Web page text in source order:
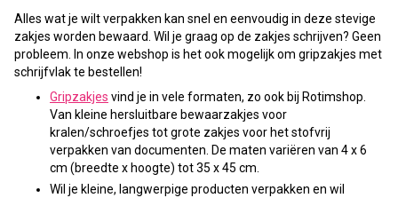
Alles wat je wilt verpakken kan snel en eenvoudig in deze stevige
zakjes worden bewaard. Wil je graag op de zakjes schrijven? Geen
probleem. In onze webshop is het ook mogelijk om gripzakjes met
schrijfvlak te bestellen!
Gripzakjes vind je in vele formaten, zo ook bij Rotimshop.
Van kleine hersluitbare bewaarzakjes voor
kralen/schroefjes tot grote zakjes voor het stofvrij
verpakken van documenten. De maten variëren van 4 x 6
cm (breedte x hoogte) tot 35 x 45 cm.
Wil je kleine, langwerpige producten verpakken en wil